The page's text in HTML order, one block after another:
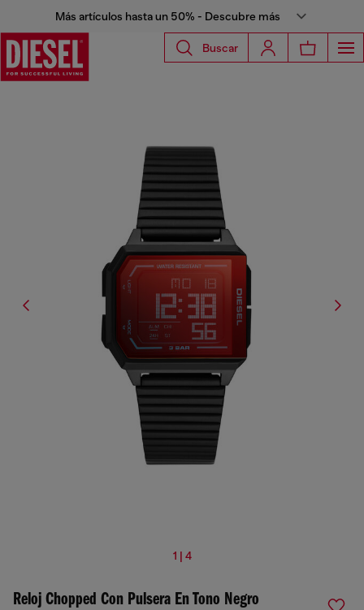
Más artículos hasta un 50% - Descubre más
Buscar
1 | 4
Reloj Chopped Con Pulsera En Tono Negro